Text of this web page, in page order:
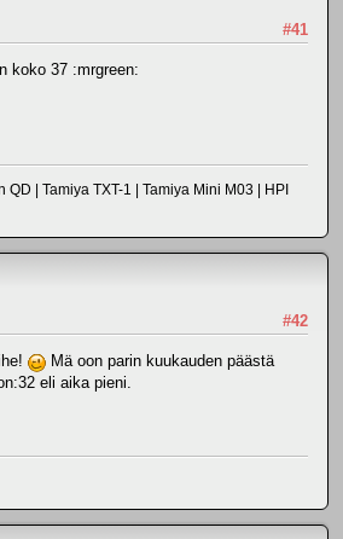
#41
koko 37 :mrgreen:
QD | Tamiya TXT-1 | Tamiya Mini M03 | HPI
#42
Mä oon parin kuukauden päästä
eli aika pieni.